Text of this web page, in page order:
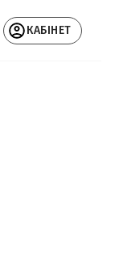
КАБІНЕТ